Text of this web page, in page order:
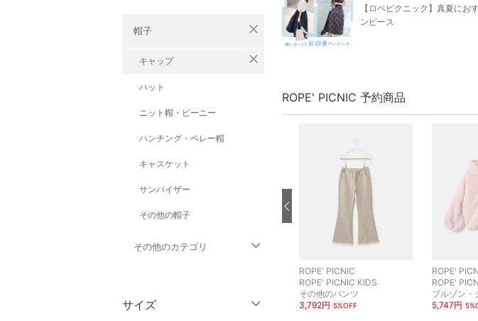
帽子 close
キャップ close
ハット
ニット帽・ビーニー
ハンチング・ベレー帽
キャスケット
サンバイザー
その他の帽子
その他のカテゴリ
ジャケット・アウター
サイズ
【ロペピクニック】真夏にお
ンピース
ROPE' PICNIC 予約商品
ROPE' PICNIC
ROPE' PICNIC KIDS
その他のパンツ
3,792円 5%OFF
ROPE'
ROPE'
ブルゾン・
5,747円